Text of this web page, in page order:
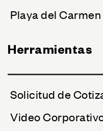
Playa del
Herramientas
Solicitud de
Video